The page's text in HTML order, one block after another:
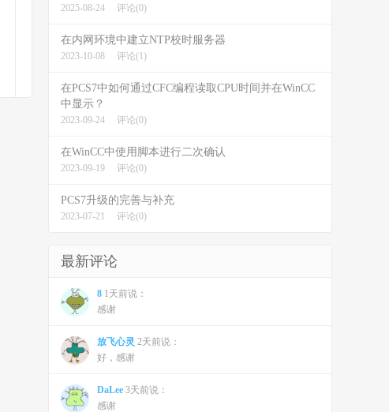
2025-08-24 评论(0)
在内网环境中建立NTP校时服务器
2023-10-08 评论(1)
在PCS7中如何通过CFC编程读取CPU时间并在WinCC
中显示？
2023-09-24 评论(0)
在WinCC中使用脚本进行二次确认
2023-09-19 评论(0)
PCS7升级的完善与补充
2023-07-21 评论(0)
最新评论
8 1天前说：
感谢
放飞心灵 2天前说：
好，感谢
DaLee 3天前说：
感谢